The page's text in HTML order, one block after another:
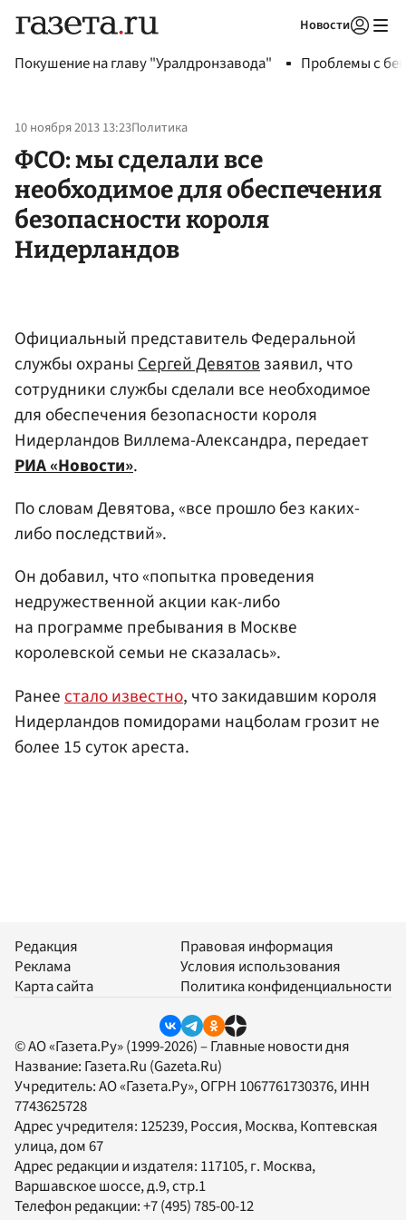
Новости
Покушение на главу "Уралдронзавода" Проблемы с
10 ноября 2013 13:23Политика
ФСО: мы сделали все
необходимое для обеспечения
безопасности короля
Нидерландов
Официальный представитель Федеральной
службы охраныСергей Девятовзаявил, что
сотрудники службы сделали все необходимое
для обеспечения безопасности короля
Нидерландов Виллема-Александра, передает
РИА «Новости».
По словам Девятова, «все прошло без каких-
либо последствий».
Он добавил, что «попытка проведения
недружественной акции как-либо
на программе пребывания в Москве
королевской семьи не сказалась».
Ранее стало известно, что закидавшим короля
Нидерландов помидорами нацболам грозит не
более 15 суток ареста.
Редакция
Реклама
Карта сайта
Правовая информация
Условия использования
Политика конфиденциальности
© АО «Газета.Ру» (1999-2026) – Главные новости дня
Название: Газета.Ru (Gazeta.Ru)
Учредитель:АО «Газета.Ру», ОГРН 1067761730376, ИНН
7743625728
Адрес учредителя: 125239, Россия, Москва, Коптевская
улица, дом 67
Адрес редакции и издателя: 117105, г. Москва,
Варшавское шоссе, д.9, стр.1
Телефон редакции:+7 (495) 785-00-12